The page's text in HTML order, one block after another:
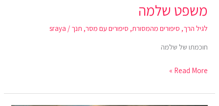
משפט שלמה
לגיל הרך, סיפורים מהמסורת, סיפורים עם מסר, תנך /
sraya
חוכמתו של שלמה
Read More »